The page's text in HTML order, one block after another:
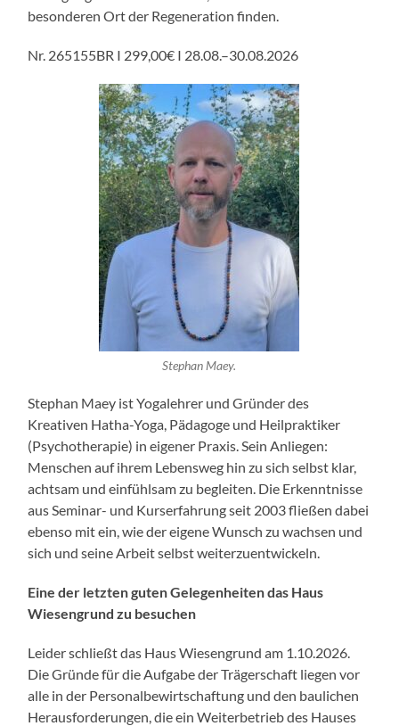
besonderen Ort der Regeneration finden.
Nr. 265155BR I 299,00€ I 28.08.–30.08.2026
Stephan Maey.
Stephan Maey ist Yogalehrer und Gründer des
Kreativen Hatha-Yoga, Pädagoge und Heilpraktiker
(Psychotherapie) in eigener Praxis. Sein Anliegen:
Menschen auf ihrem Lebensweg hin zu sich selbst klar,
achtsam und einfühlsam zu begleiten. Die Erkenntnisse
aus Seminar- und Kurserfahrung seit 2003 fließen dabei
ebenso mit ein, wie der eigene Wunsch zu wachsen und
sich und seine Arbeit selbst weiterzuentwickeln.
Eine der letzten guten Gelegenheiten das Haus
Wiesengrund zu besuchen
Leider schließt das Haus Wiesengrund am 1.10.2026.
Die Gründe für die Aufgabe der Trägerschaft liegen vor
alle in der Personalbewirtschaftung und den baulichen
Herausforderungen, die ein Weiterbetrieb des Hauses